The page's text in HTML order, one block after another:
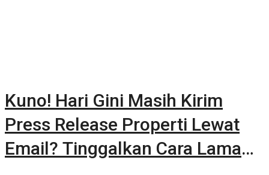
Kuno! Hari Gini Masih Kirim
Press Release Properti Lewat
Email? Tinggalkan Cara Lama